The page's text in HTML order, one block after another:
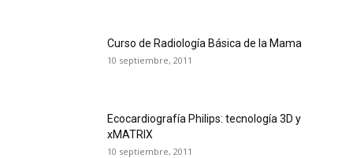
Curso de Radiología Básica de la Mama
10 septiembre, 2011
Ecocardiografía Philips: tecnología 3D y
xMATRIX
10 septiembre, 2011